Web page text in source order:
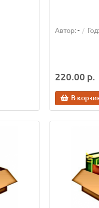
Автор:- Год:
220.00 р.
В